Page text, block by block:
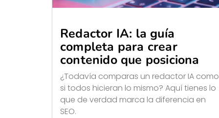
Redactor IA: la guía
completa para crear
contenido que posiciona
¿Todavía comparas un redactor IA como
si todos hicieran lo mismo? Aquí tienes lo
que de verdad marca la diferencia en
SEO.